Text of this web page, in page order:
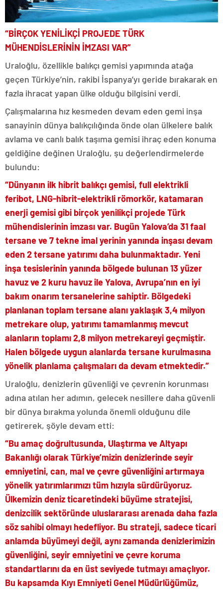
“BİRÇOK YENİLİKÇİ PROJEDE TÜRK
MÜHENDİSLERİNİN İMZASI VAR”
Uraloğlu, özellikle balıkçı gemisi yapımında atağa
geçen Türkiye’nin, rakibi İspanya’yı geride bırakarak en
fazla ihracat yapan ülke olduğu bilgisini verdi.
Çalışmalarına hız kesmeden devam eden gemi inşa
sanayinin dünya balıkçılığında önde olan ülkelere balık
avlama ve canlı balık taşıma gemisi ihraç eden konuma
geldiğine değinen Uraloğlu, şu değerlendirmelerde
bulundu:
“Dünyanın ilk hibrit balıkçı gemisi, full elektrikli
feribot, LNG-hibrit-elektrikli römorkör, katamaran
enerji gemisi gibi birçok yenilikçi projede Türk
mühendislerinin imzası var. Bugün Yalova’da 31 faal
tersane ve 7 tekne imal yerinin yanında inşası devam
eden 2 tersane yatırımı daha bulunmaktadır. Yeni
inşa tesislerinin yanında bölgede bulunan 13 yüzer
havuz ve 2 kuru havuz ile Yalova, Avrupa’nın en iyi
bakım onarım tersanelerine sahiptir. Bölgedeki
planlanan toplam tersane alanı yaklaşık 3,4 milyon
metrekare olup, yatırımı tamamlanmış mevcut
alanların toplamı 2,8 milyon metrekareyi geçmiştir.
Halen bölgede uygun alanlarda tersane kurulmasına
yönelik planlama çalışmaları da devam etmektedir.”
Uraloğlu, denizlerin güvenliği ve çevrenin korunması
adına atılan her adımın, gelecek nesillere daha güvenli
bir dünya bırakma yolunda önemli olduğunu dile
getirerek, şöyle devam etti:
“Bu amaç doğrultusunda, Ulaştırma ve Altyapı
Bakanlığı olarak Türkiye’mizin denizlerinde seyir
emniyetini, can, mal ve çevre güvenliğini artırmaya
yönelik yatırımlarımızı tüm hızıyla sürdürüyoruz.
Ülkemizin deniz ticaretindeki büyüme stratejisi,
denizcilik sektöründe uluslararası arenada daha fazla
söz sahibi olmayı hedefliyor. Bu strateji, sadece ticari
anlamda büyümeyi değil, aynı zamanda denizlerimizin
güvenliğini, seyir emniyetini ve çevre koruma
standartlarını da en üst seviyede tutmayı amaçlıyor.
Bu kapsamda Kıyı Emniyeti Genel Müdürlüğümüz,